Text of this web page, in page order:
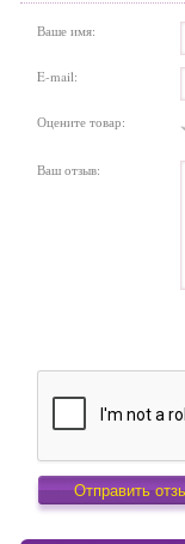
Ваше имя:
E-mail:
Оцените товар:
Ваш отзыв: